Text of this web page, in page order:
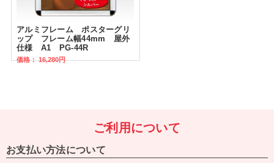
アルミフレーム ポスターグリ
ップ フレーム幅44mm 屋外
仕様 A1 PG-44R
価格： 16,280円
ご利用について
お支払い方法について